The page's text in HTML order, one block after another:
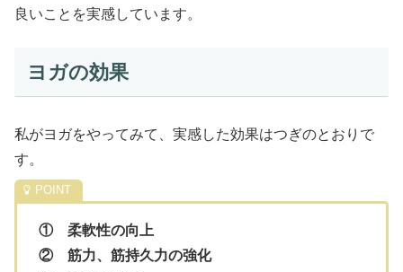
良いことを実感しています。
ヨガの効果
私がヨガをやってみて、実感した効果はつぎのとおりで
す。
① 柔軟性の向上
② 筋力、筋持久力の強化